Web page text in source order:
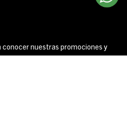
conocer nuestras promociones y